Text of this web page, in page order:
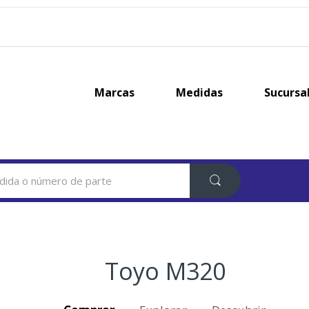
Marcas Medidas
Toyo M320